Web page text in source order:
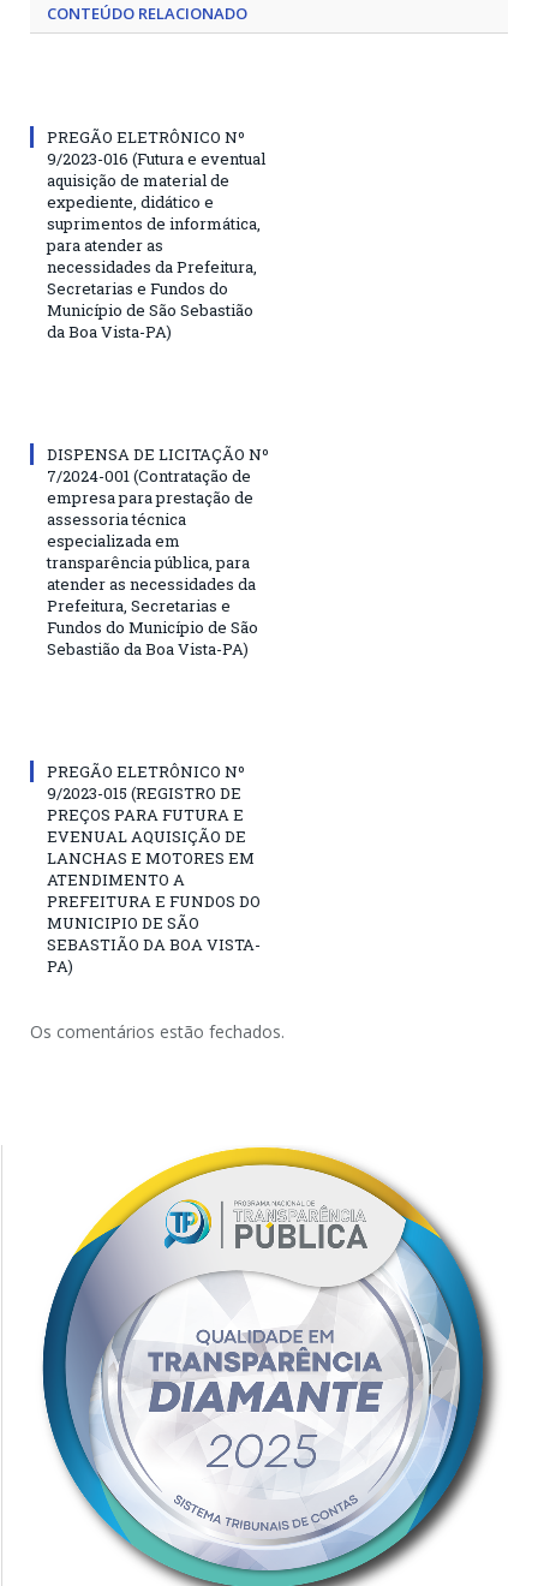
CONTEÚDO RELACIONADO
PREGÃO ELETRÔNICO Nº
9/2023-016 (Futura e eventual
aquisição de material de
expediente, didático e
suprimentos de informática,
para atender as
necessidades da Prefeitura,
Secretarias e Fundos do
Município de São Sebastião
da Boa Vista-PA)
DISPENSA DE LICITAÇÃO Nº
7/2024-001 (Contratação de
empresa para prestação de
assessoria técnica
especializada em
transparência pública, para
atender as necessidades da
Prefeitura, Secretarias e
Fundos do Município de São
Sebastião da Boa Vista-PA)
PREGÃO ELETRÔNICO Nº
9/2023-015 (REGISTRO DE
PREÇOS PARA FUTURA E
EVENUAL AQUISIÇÃO DE
LANCHAS E MOTORES EM
ATENDIMENTO A
PREFEITURA E FUNDOS DO
MUNICIPIO DE SÃO
SEBASTIÃO DA BOA VISTA-
PA)
Os comentários estão fechados.